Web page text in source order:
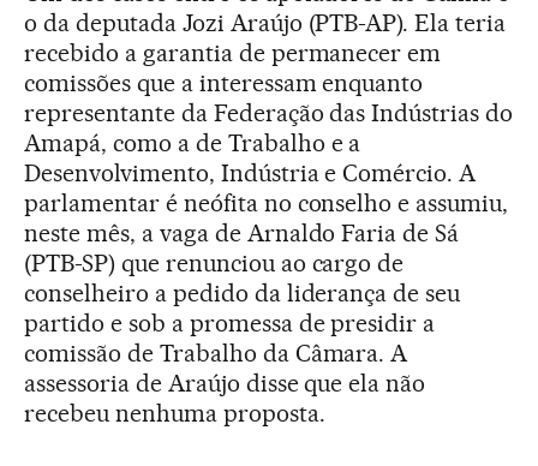
o da deputada Jozi Araújo (PTB-AP). Ela teria
recebido a garantia de permanecer em
comissões que a interessam enquanto
representante da Federação das Indústrias do
Amapá, como a de Trabalho e a
Desenvolvimento, Indústria e Comércio. A
parlamentar é neófita no conselho e assumiu,
neste mês, a vaga de Arnaldo Faria de Sá
(PTB-SP) que renunciou ao cargo de
conselheiro a pedido da liderança de seu
partido e sob a promessa de presidir a
comissão de Trabalho da Câmara. A
assessoria de Araújo disse que ela não
recebeu nenhuma proposta.